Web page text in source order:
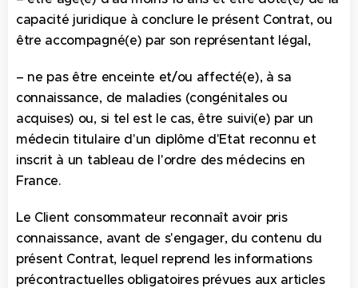
capacité juridique à conclure le présent Contrat, ou
être accompagné(e) par son représentant légal,
– ne pas être enceinte et/ou affecté(e), à sa
connaissance, de maladies (congénitales ou
acquises) ou, si tel est le cas, être suivi(e) par un
médecin titulaire d'un diplôme d'Etat reconnu et
inscrit à un tableau de l'ordre des médecins en
France.
Le Client consommateur reconnaît avoir pris
connaissance, avant de s'engager, du contenu du
présent Contrat, lequel reprend les informations
précontractuelles obligatoires prévues aux articles